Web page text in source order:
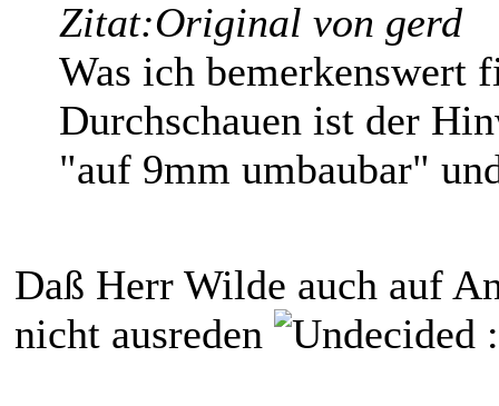
Zitat:Original von gerd
Was ich bemerkenswert
Durchschauen ist der
"auf 9mm umbaubar"
Daß Herr Wilde auch auf
nicht ausreden